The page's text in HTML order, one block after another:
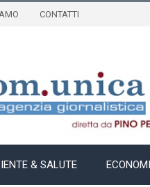
CONTATTI
& SALUTE